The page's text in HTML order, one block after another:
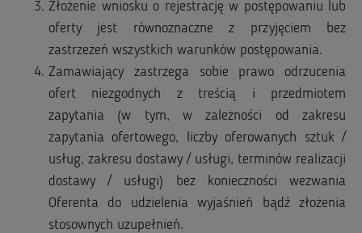
Złożenie wniosku o rejestrację w postępowaniu lub
oferty jest równoznaczne z przyjęciem bez
zastrzeżeń wszystkich warunków postępowania.
Zamawiający zastrzega sobie prawo odrzucenia
ofert niezgodnych z treścią i przedmiotem
zapytania (w tym, w zależności od zakresu
zapytania ofertowego, liczby oferowanych sztuk /
usług, zakresu dostawy / usługi, terminów realizacji
dostawy / usługi) bez konieczności wezwania
Oferenta do udzielenia wyjaśnień bądź złożenia
stosownych uzupełnień.